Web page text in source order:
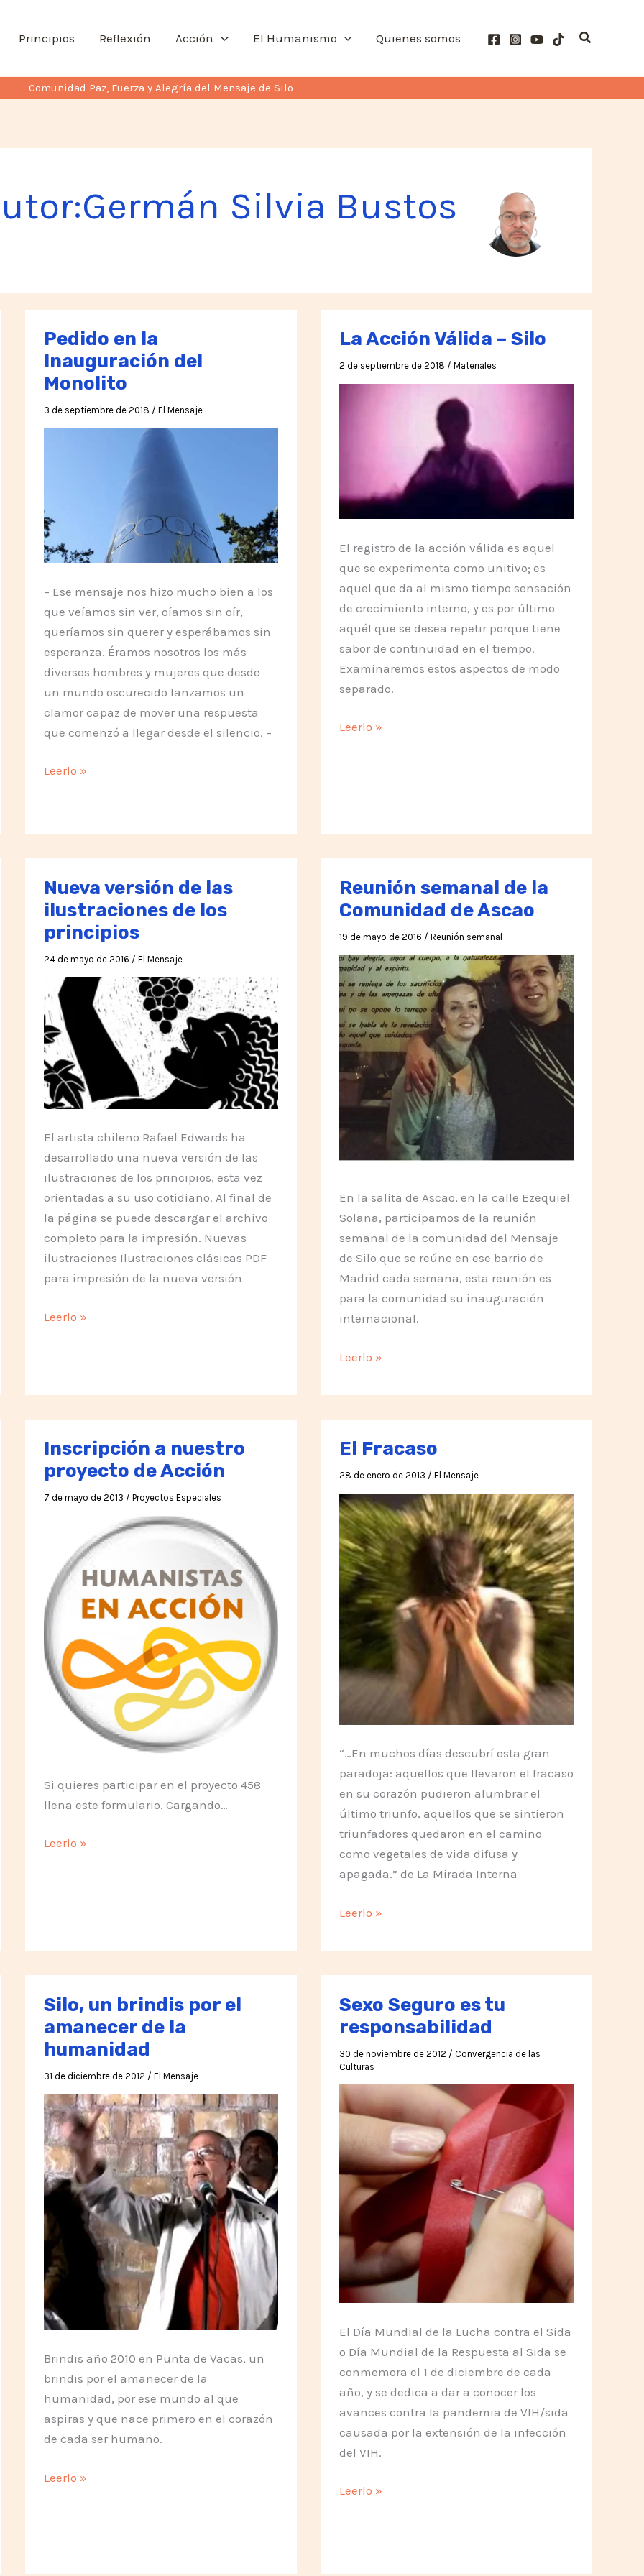
Principios Reflexión Acción El Humanismo Quienes somos Buscar
Comunidad Paz, Fuerza y Alegría del Mensaje de Silo
Silvia Bustos
Pedido en la
Inauguración del
Monolito
3 de septiembre de 2018 / El Mensaje
– Ese mensaje nos hizo mucho bien a los
que veíamos sin ver, oíamos sin oír,
queríamos sin querer y esperábamos sin
esperanza. Éramos nosotros los más
diversos hombres y mujeres que desde
un mundo oscurecido lanzamos un
clamor capaz de mover una respuesta
que comenzó a llegar desde el silencio. –
Pedido
Inauguración
Leerlo »
La Acción Válida – Silo
2 de septiembre de 2018 /Materiales
El registro de la acción válida es aquel
que se experimenta como unitivo; es
aquel que da al mismo tiempo sensación
de crecimiento interno, y es por último
aquél que se desea repetir porque tiene
sabor de continuidad en el tiempo.
Examinaremos estos aspectos de modo
separado.
La
Leerlo »
Nueva versión de las
ilustraciones de los
principios
24 de mayo de 2016 / El Mensaje
El artista chileno Rafael Edwards ha
desarrollado una nueva versión de las
ilustraciones de los principios, esta vez
orientadas a su uso cotidiano. Al final de
la página se puede descargar el archivo
completo para la impresión. Nuevas
ilustraciones Ilustraciones clásicas PDF
para impresión de la nueva versión
Nueva
ilustraciones
de
principios
Leerlo »
Reunión semanal de la
Comunidad de Ascao
19 de mayo de 2016 /Reunión semanal
En la salita de Ascao, en la calle Ezequiel
Solana, participamos de la reunión
semanal de la comunidad del Mensaje
de Silo que se reúne en ese barrio de
Madrid cada semana, esta reunión es
para la comunidad su inauguración
internacional.
Reunión
de
la
de
Ascao
Leerlo »
Inscripción a nuestro
proyecto de Acción
7 de mayo de 2013 / Proyectos Especiales
Si quieres participar en el proyecto 458
llena este formulario. Cargando…
Inscripción
Leerlo »
El Fracaso
28 de enero de 2013 /El Mensaje
“…En muchos días descubrí esta gran
paradoja: aquellos que llevaron el fracaso
en su corazón pudieron alumbrar el
último triunfo, aquellos que se sintieron
triunfadores quedaron en el camino
como vegetales de vida difusa y
apagada.” de La Mirada Interna
El
Leerlo »
Silo, un brindis por el
amanecer de la
humanidad
31 de diciembre de 2012 / El Mensaje
Brindis año 2010 en Punta de Vacas, un
brindis por el amanecer de la
humanidad, por ese mundo al que
aspiras y que nace primero en el corazón
de cada ser humano.
Silo,
Leerlo »
Sexo Seguro es tu
responsabilidad
30 de noviembre de 2012 / Convergencia de las
Culturas
El Día Mundial de la Lucha contra el Sida
o Día Mundial de la Respuesta al Sida se
conmemora el 1 de diciembre de cada
año, y se dedica a dar a conocer los
avances contra la pandemia de VIH/sida
causada por la extensión de la infección
del VIH.
Sexo
responsabilidad
Leerlo »